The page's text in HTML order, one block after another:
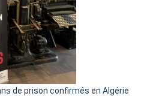
et
Slovénie
rejettent
la
présence
d’Israël
de prison confirmés en Algérie